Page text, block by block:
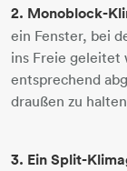
2. Monoblock-
ein Fenster, bei
ins Freie geleitet
entsprechend
draußen zu
3. Ein Split-